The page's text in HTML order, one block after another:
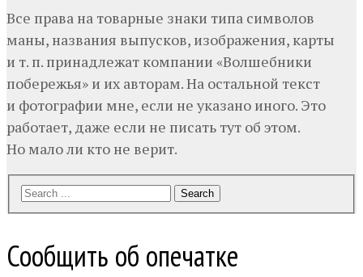
Все права на товарные знаки типа символов
маны, названия выпусков, изображения, карты
и т. п. принадлежат компании «Волшебники
побережья» и их авторам. На остальной текст
и фотографии мне, если не указано иного. Это
работает, даже если не писать тут об этом.
Но мало ли кто не верит.
Search
Сообщить об опечатке